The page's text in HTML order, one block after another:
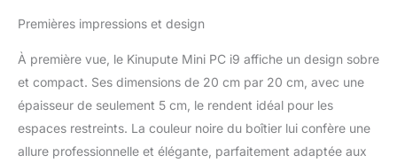
également Windows 10 pro, Linux OS. Peut
slots So-Dimm DDR4, jusqu'à 64 Go
maximum (2 x 32 Go, jusqu'à 3200 MHz). Et
1 x slot M.2 SSD NVME 2280, vitesse de
lecture jusqu'à 1900mb/s. Prise en charge
des disques SSD/HDD SATA de 2,5 pouces
(non inclus), sans craindre de manquer
Premières impressions et design
À première vue, le Kinupute Mini PC i9 affiche un design sobre
et compact. Ses dimensions de 20 cm par 20 cm, avec une
épaisseur de seulement 5 cm, le rendent idéal pour les
espaces restreints. La couleur noire du boîtier lui confère une
allure professionnelle et élégante, parfaitement adaptée aux